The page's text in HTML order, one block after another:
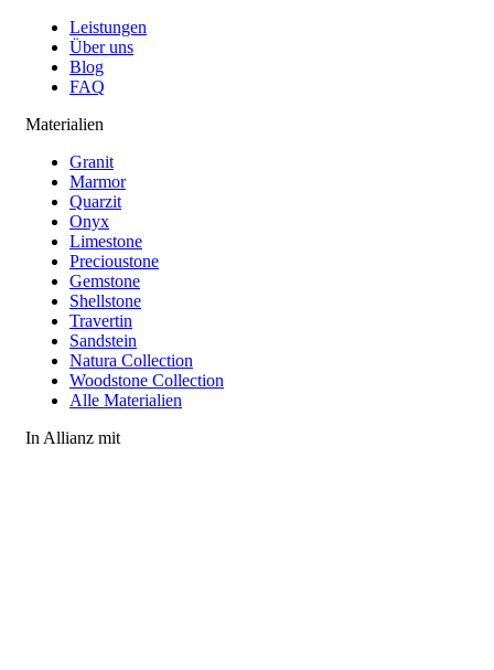
Leistungen
Über uns
Blog
FAQ
Materialien
Granit
Marmor
Quarzit
Onyx
Limestone
Precioustone
Gemstone
Shellstone
Travertin
Sandstein
Natura Collection
Woodstone Collection
Alle Materialien
In Allianz mit